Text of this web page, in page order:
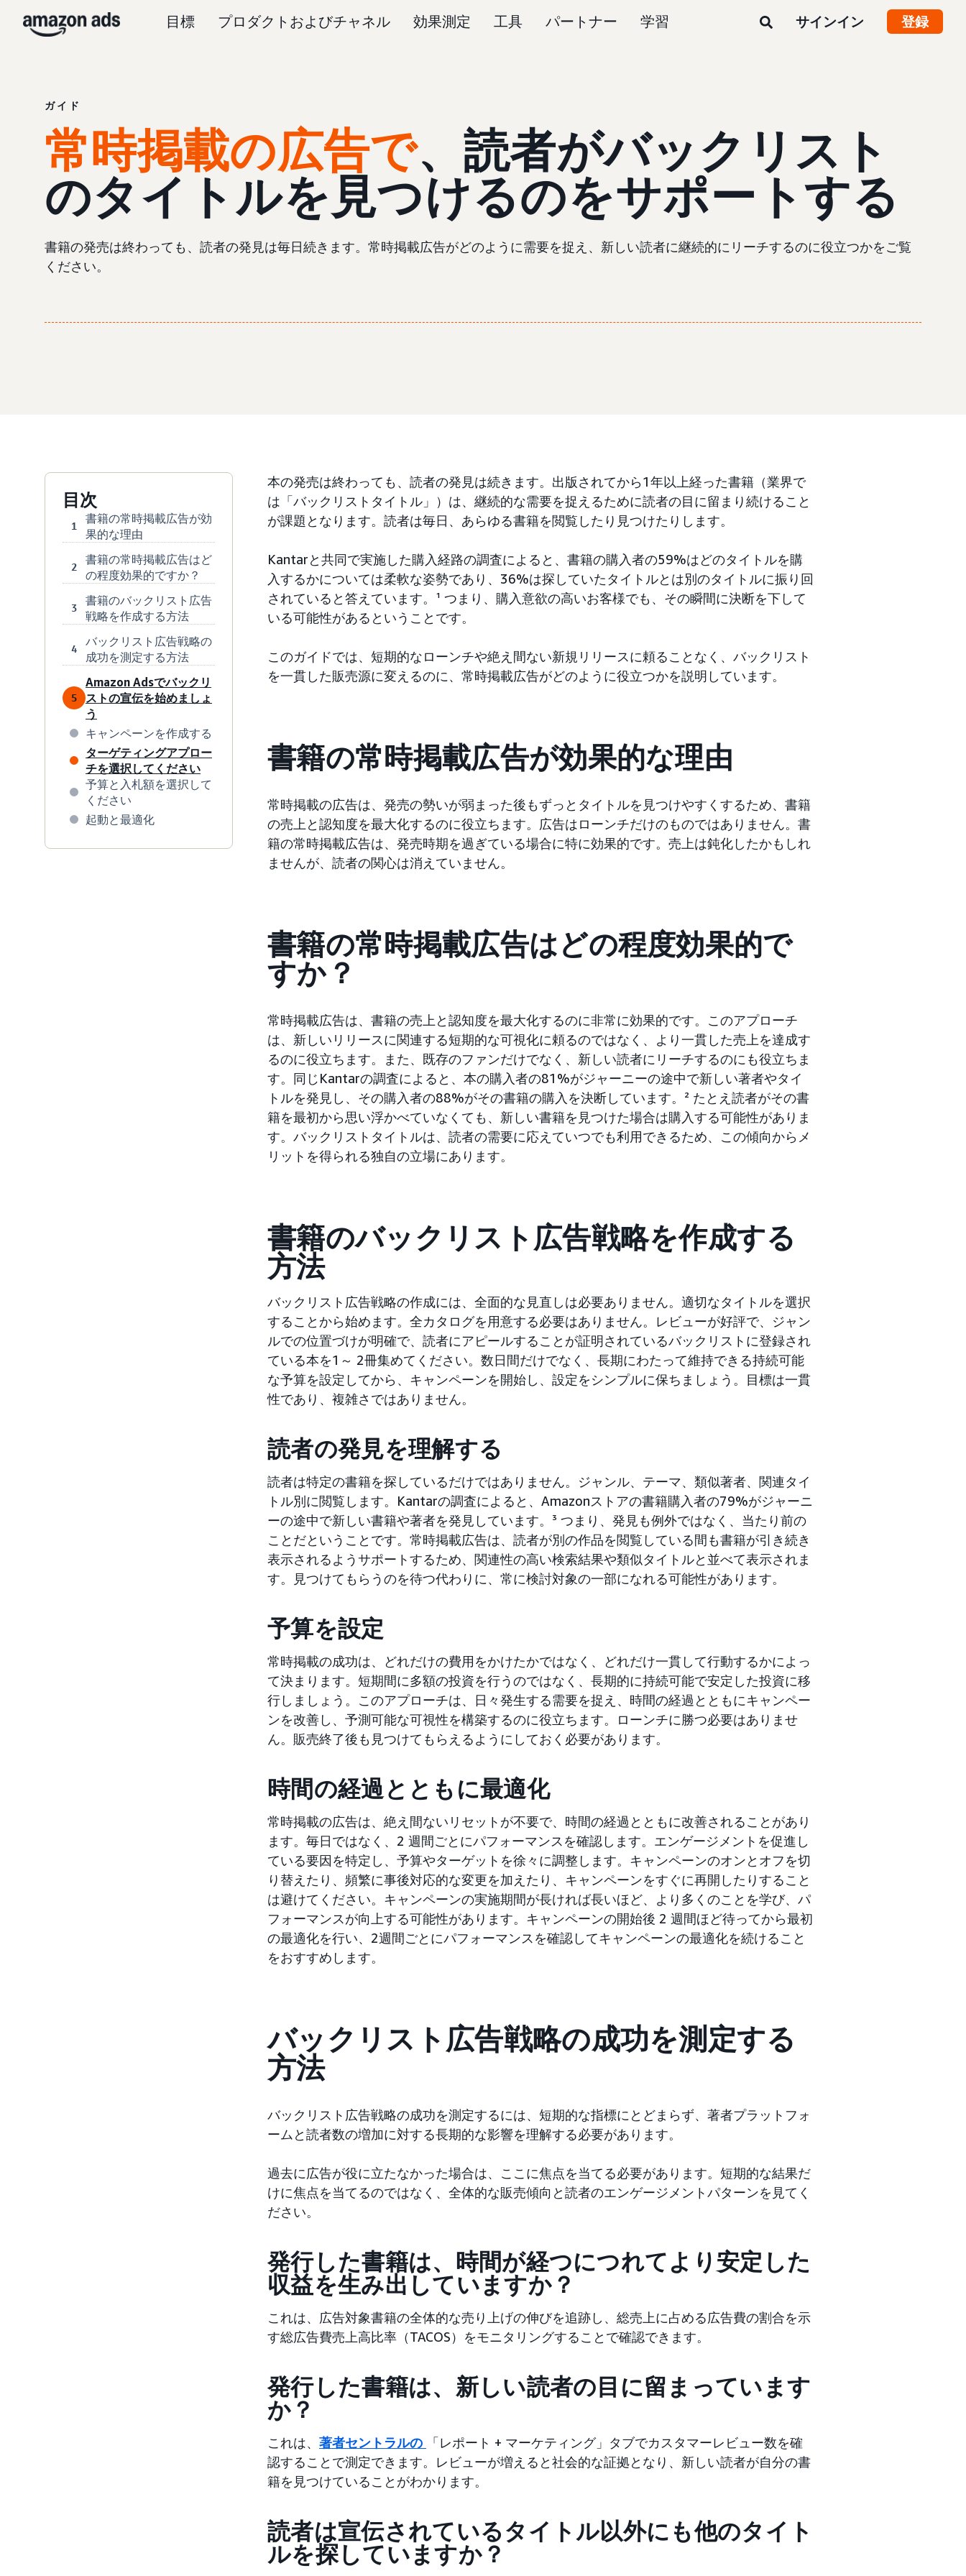
目標 プロダクトおよびチャネル 効果測定 工具 パートナー 学習 サインイン 登録
ガイド
常時掲載の広告で、読者がバックリスト
のタイトルを見つけるのをサポートする
書籍の発売は終わっても、読者の発見は毎日続きます。常時掲載広告がどのように需要を捉え、新しい読者に継続的にリーチするのに役立つかをご覧
ください。
目次
1
書籍の常時掲載広告が効
果的な理由
2
書籍の常時掲載広告はど
の程度効果的ですか？
3
書籍のバックリスト広告
戦略を作成する方法
4
バックリスト広告戦略の
成功を測定する方法
5
Amazon Adsでバックリ
ストの宣伝を始めましょ
う
キャンペーンを作成する
ターゲティングアプロー
チを選択してください
予算と入札額を選択して
ください
起動と最適化
本の発売は終わっても、読者の発見は続きます。出版されてから1年以上経った書籍（業界で
は「バックリストタイトル」）は、継続的な需要を捉えるために読者の目に留まり続けること
が課題となります。読者は毎日、あらゆる書籍を閲覧したり見つけたりします。
Kantarと共同で実施した購入経路の調査によると、書籍の購入者の59%はどのタイトルを購
入するかについては柔軟な姿勢であり、36%は探していたタイトルとは別のタイトルに振り回
されていると答えています。¹ つまり、購入意欲の高いお客様でも、その瞬間に決断を下して
いる可能性があるということです。
このガイドでは、短期的なローンチや絶え間ない新規リリースに頼ることなく、バックリスト
を一貫した販売源に変えるのに、常時掲載広告がどのように役立つかを説明しています。
書籍の常時掲載広告が効果的な理由
常時掲載の広告は、発売の勢いが弱まった後もずっとタイトルを見つけやすくするため、書籍
の売上と認知度を最大化するのに役立ちます。広告はローンチだけのものではありません。書
籍の常時掲載広告は、発売時期を過ぎている場合に特に効果的です。売上は鈍化したかもしれ
ませんが、読者の関心は消えていません。
書籍の常時掲載広告はどの程度効果的で
すか？
常時掲載広告は、書籍の売上と認知度を最大化するのに非常に効果的です。このアプローチ
は、新しいリリースに関連する短期的な可視化に頼るのではなく、より一貫した売上を達成す
るのに役立ちます。また、既存のファンだけでなく、新しい読者にリーチするのにも役立ちま
す。同じKantarの調査によると、本の購入者の81%がジャーニーの途中で新しい著者やタイ
トルを発見し、その購入者の88%がその書籍の購入を決断しています。² たとえ読者がその書
籍を最初から思い浮かべていなくても、新しい書籍を見つけた場合は購入する可能性がありま
す。バックリストタイトルは、読者の需要に応えていつでも利用できるため、この傾向からメ
リットを得られる独自の立場にあります。
書籍のバックリスト広告戦略を作成する
方法
バックリスト広告戦略の作成には、全面的な見直しは必要ありません。適切なタイトルを選択
することから始めます。全カタログを用意する必要はありません。レビューが好評で、ジャン
ルでの位置づけが明確で、読者にアピールすることが証明されているバックリストに登録され
ている本を1～ 2冊集めてください。数日間だけでなく、長期にわたって維持できる持続可能
な予算を設定してから、キャンペーンを開始し、設定をシンプルに保ちましょう。目標は一貫
性であり、複雑さではありません。
読者の発見を理解する
読者は特定の書籍を探しているだけではありません。ジャンル、テーマ、類似著者、関連タイ
トル別に閲覧します。Kantarの調査によると、Amazonストアの書籍購入者の79%がジャーニ
ーの途中で新しい書籍や著者を発見しています。³ つまり、発見も例外ではなく、当たり前の
ことだということです。常時掲載広告は、読者が別の作品を閲覧している間も書籍が引き続き
表示されるようサポートするため、関連性の高い検索結果や類似タイトルと並べて表示されま
す。見つけてもらうのを待つ代わりに、常に検討対象の一部になれる可能性があります。
予算を設定
常時掲載の成功は、どれだけの費用をかけたかではなく、どれだけ一貫して行動するかによっ
て決まります。短期間に多額の投資を行うのではなく、長期的に持続可能で安定した投資に移
行しましょう。このアプローチは、日々発生する需要を捉え、時間の経過とともにキャンペー
ンを改善し、予測可能な可視性を構築するのに役立ちます。ローンチに勝つ必要はありませ
ん。販売終了後も見つけてもらえるようにしておく必要があります。
時間の経過とともに最適化
常時掲載の広告は、絶え間ないリセットが不要で、時間の経過とともに改善されることがあり
ます。毎日ではなく、2 週間ごとにパフォーマンスを確認します。エンゲージメントを促進し
ている要因を特定し、予算やターゲットを徐々に調整します。キャンペーンのオンとオフを切
り替えたり、頻繁に事後対応的な変更を加えたり、キャンペーンをすぐに再開したりすること
は避けてください。キャンペーンの実施期間が長ければ長いほど、より多くのことを学び、パ
フォーマンスが向上する可能性があります。キャンペーンの開始後 2 週間ほど待ってから最初
の最適化を行い、2週間ごとにパフォーマンスを確認してキャンペーンの最適化を続けること
をおすすめします。
バックリスト広告戦略の成功を測定する
方法
バックリスト広告戦略の成功を測定するには、短期的な指標にとどまらず、著者プラットフォ
ームと読者数の増加に対する長期的な影響を理解する必要があります。
過去に広告が役に立たなかった場合は、ここに焦点を当てる必要があります。短期的な結果だ
けに焦点を当てるのではなく、全体的な販売傾向と読者のエンゲージメントパターンを見てく
ださい。
発行した書籍は、時間が経つにつれてより安定した
収益を生み出していますか？
これは、広告対象書籍の全体的な売り上げの伸びを追跡し、総売上に占める広告費の割合を示
す総広告費売上高比率（TACOS）をモニタリングすることで確認できます。
発行した書籍は、新しい読者の目に留まっています
か？
これは、 著者セントラルの
「レポート + マーケティング」タブでカスタマーレビュー数を確
認することで測定できます。レビューが増えると社会的な証拠となり、新しい読者が自分の書
籍を見つけていることがわかります。
読者は宣伝されているタイトル以外にも他のタイト
ルを探していますか？